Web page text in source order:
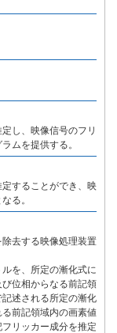
し、映像信号のフリ
ムを提供する。
することができ、映
る。
去する映像処理装置
を、所定の漸化式に
位相からなる前記領
述される所定の漸化
前記領域内の画素値
リッカー成分を推定